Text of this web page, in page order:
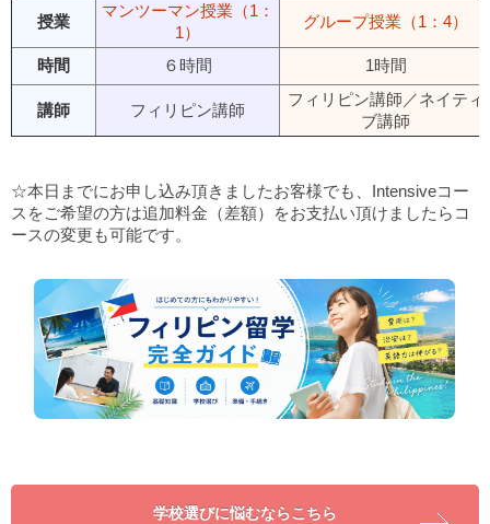
授業
マンツーマン授業（1：
1）
グループ授業（1：4）
時間 ６時間 1時間
講師 フィリピン講師
フィリピン講師／ネイティ
ブ講師
☆本日までにお申し込み頂きましたお客様でも、Intensiveコー
スをご希望の方は追加料金（差額）をお支払い頂けましたらコ
ースの変更も可能です。
学校選びに悩むならこちら